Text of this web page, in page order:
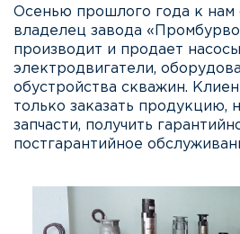
Осенью прошлого года к нам
владелец завода
производит и продает
электродвигатели,
обустройства скважин.
только заказать продукцию,
запчасти, получить
постгарантийное